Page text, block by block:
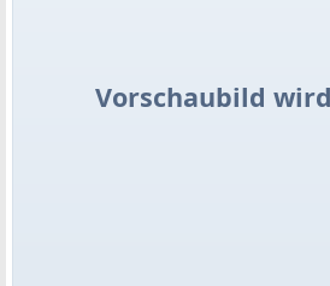
Vorschaubild